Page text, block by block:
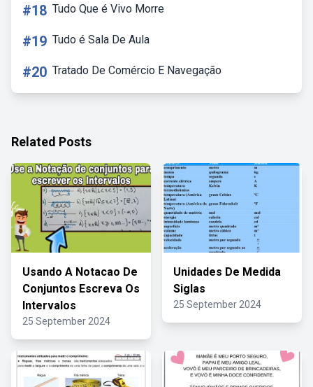
#18 Tudo Que é Vivo Morre
#19 Tudo é Sala De Aula
#20 Tratado De Comércio E Navegação
Related Posts
Usando A Notacao De
Conjuntos Escreva Os
Intervalos
25 September 2024
Unidades De Medida
Siglas
25 September 2024